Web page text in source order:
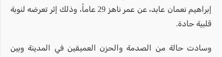
إبراهيم نعمان عابد، عن عمر ناهز 29 عاماً، وذلك إثر تعرضه لنوبة
قلبية حادة.
وسادت حالة من الصدمة والحزن العميقين في المدينة وبين